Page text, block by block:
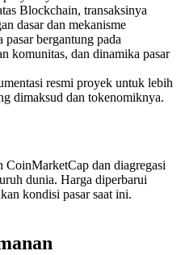
dan komisi copy trading
Blockchain, transaksinya
dasar dan mekanisme
bergantung pada
komunitas, dan dinamika pasar
resmi proyek untuk lebih
dimaksud dan tokenomiknya.
CoinMarketCap dan diagregasi
dunia. Harga diperbarui
kondisi pasar saat ini.